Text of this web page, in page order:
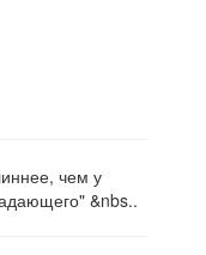
чем у
&nbs..